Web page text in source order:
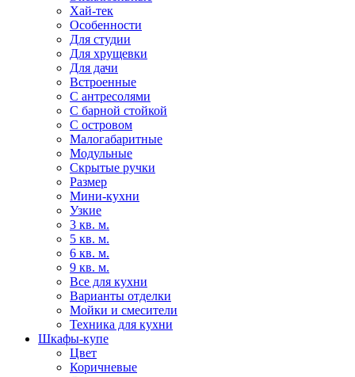
Хай-тек
Особенности
Для студии
Для хрущевки
Для дачи
Встроенные
С антресолями
С барной стойкой
С островом
Малогабаритные
Модульные
Скрытые ручки
Размер
Мини-кухни
Узкие
3 кв. м.
5 кв. м.
6 кв. м.
9 кв. м.
Все для кухни
Варианты отделки
Мойки и смесители
Техника для кухни
Шкафы-купе
Цвет
Коричневые